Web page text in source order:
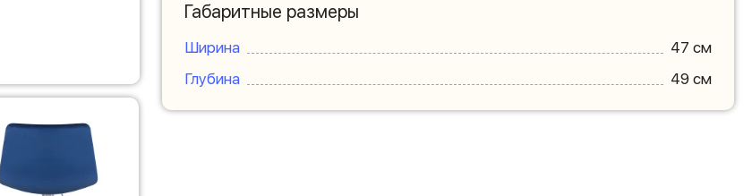
Габаритные размеры
Ширина
47 см
Глубина
49 см